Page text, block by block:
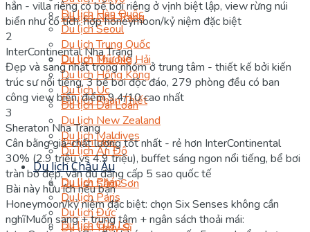
Du lịch Hàn Quốc
Du lịch Seoul
Du lịch Trung Quốc
Du lịch Thượng Hải
Du lịch Hồng Kông
Du lịch Úc
Du lịch Đài Loan
Du lịch New Zealand
Du lịch Maldives
Du lịch Ấn Độ
Du lịch Châu Âu
Du lịch Pháp
Du lịch Paris
Du lịch Đức
Du lịch Thụy Sĩ
Du lịch Nha Trang
Du lịch Mũi Né
Du lịch Phan Thiết
Du lịch Huế
Du lịch Sầm Sơn
Du lịch Cửa Lò
hẳn - villa riêng có bể bơi riêng ở vịnh biệt lập, view rừng núi
biển như cổ tích, hợp honeymoon/kỷ niệm đặc biệt
2
InterContinental Nha Trang
Đẹp và sang nhất trong nhóm ở trung tâm - thiết kế bởi kiến
trúc sư nổi tiếng, 3 bể bơi độc đáo, 279 phòng đều có ban
công view biển, điểm 9.4/10 cao nhất
3
Sheraton Nha Trang
Cân bằng giá-chất lượng tốt nhất - rẻ hơn InterContinental
30% (2.9 triệu vs 4.9 triệu), buffet sáng ngon nổi tiếng, bể bơi
tràn bờ đẹp, vẫn đủ đẳng cấp 5 sao quốc tế
Bài này hữu ích nếu bạn
Honeymoon/kỷ niệm đặc biệt: chọn Six Senses không cần
nghĩMuốn sang + trung tâm + ngân sách thoải mái: